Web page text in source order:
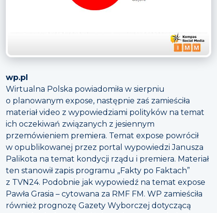
wp.pl
Wirtualna Polska powiadomiła w sierpniu
o planowanym expose, następnie zaś zamieściła
materiał video z wypowiedziami polityków na temat
ich oczekiwań związanych z jesiennym
przemówieniem premiera. Temat expose powrócił
w opublikowanej przez portal wypowiedzi Janusza
Palikota na temat kondycji rządu i premiera. Materiał
ten stanowił zapis programu „Fakty po Faktach”
z TVN24. Podobnie jak wypowiedź na temat expose
Pawła Grasia – cytowana za RMF FM. WP zamieściła
również prognozę Gazety Wyborczej dotyczącą